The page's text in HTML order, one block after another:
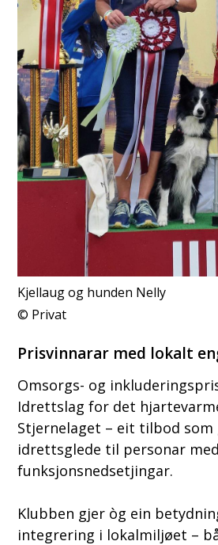
Kjellaug og hunden Nelly
Privat
Prisvinnarar med lokalt
Omsorgs- og
Idrettslag for det
Stjernelaget – eit tilbod
idrettsglede til personar med
funksjonsnedsetjingar.
Klubben gjer òg ein
integrering i lokalmiljøet –